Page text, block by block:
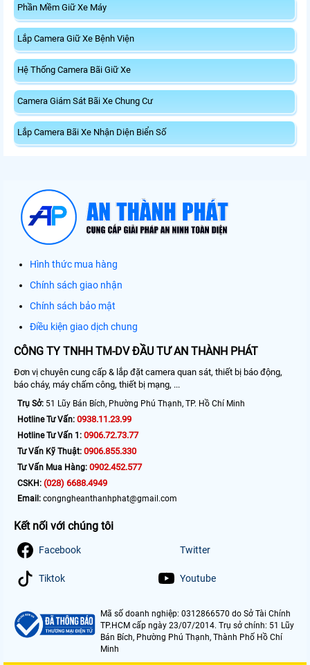
Phần Mềm Giữ Xe Máy
Lắp Camera Giữ Xe Bệnh Viện
Hệ Thống Camera Bãi Giữ Xe
Camera Giám Sát Bãi Xe Chung Cư
Lắp Camera Bãi Xe Nhận Diện Biển Số
Hình thức mua hàng
Chính sách giao nhận
Chính sách bảo mật
Điều kiện giao dịch chung
CÔNG TY TNHH TM-DV ĐẦU TƯ AN THÀNH PHÁT
Đơn vị chuyên cung cấp & lắp đặt camera quan sát, thiết bị báo động,
báo cháy, máy chấm công, thiết bị mạng, ...
Trụ Sở: 51 Lũy Bán Bích, Phường Phú Thạnh, TP. Hồ Chí Minh
Hotline Tư Vấn: 0938.11.23.99
Hotline Tư Vấn 1: 0906.72.73.77
Tư Vấn Kỹ Thuật: 0906.855.330
Tư Vấn Mua Hàng: 0902.452.577
CSKH: (028) 6688.4949
Email: congngheanthanhphat@gmail.com
Kết nối với chúng tôi
Facebook Twitter
Tiktok Youtube
Mã số doanh nghiệp: 0312866570 do Sở Tài Chính
TP.HCM cấp ngày 23/07/2014. Trụ sở chính: 51 Lũy
Bán Bích, Phường Phú Thạnh, Thành Phố Hồ Chí
Minh